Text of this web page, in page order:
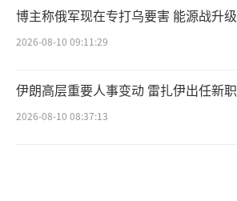
博主称俄军现在专打乌要害 能源战升级
2026-08-10 09:11:29
伊朗高层重要人事变动 雷扎伊出任新职
2026-08-10 08:37:13